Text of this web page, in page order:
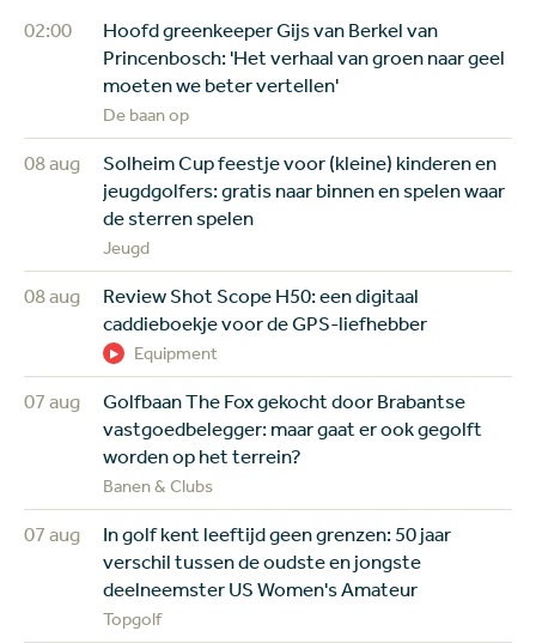
02:00
Hoofd greenkeeper Gijs van Berkel van
Princenbosch: 'Het verhaal van groen naar geel
moeten we beter vertellen'
De baan op
08 aug
Solheim Cup feestje voor (kleine) kinderen en
jeugdgolfers: gratis naar binnen en spelen waar
de sterren spelen
Jeugd
08 aug
Review Shot Scope H50: een digitaal
caddieboekje voor de GPS-liefhebber
Equipment
07 aug
Golfbaan The Fox gekocht door Brabantse
vastgoedbelegger: maar gaat er ook gegolft
worden op het terrein?
Banen & Clubs
07 aug
In golf kent leeftijd geen grenzen: 50 jaar
verschil tussen de oudste en jongste
deelneemster US Women's Amateur
Topgolf